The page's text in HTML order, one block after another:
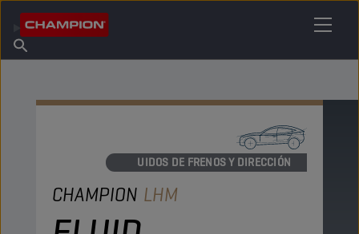
Acerca de champion
Encuentra un punto de venta
LÍQUIDOS DE FRENOS Y DIRECCIÓN
CHAMPION LHM